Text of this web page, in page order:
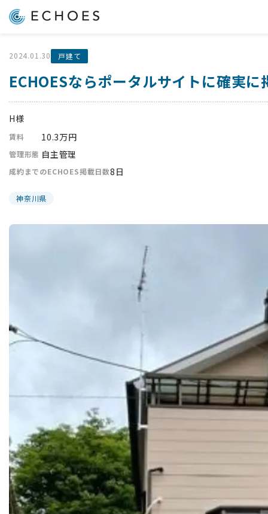
2024.01.30 戸建て
ECHOESならポータルサイトに確実
H様
賃料 10.3万円
管理形態 自主管理
成約までのECHOES掲載日数8日
神奈川県